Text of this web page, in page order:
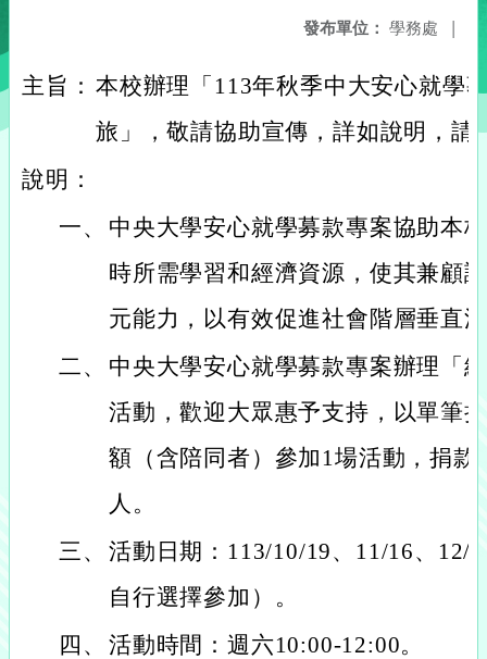
發布單位： 學務處 |
主旨： 本校辦理「113年秋季中大安心就學
旅」，敬請協助宣傳，詳如說明，請
說明：
一、
中央大學安心就學募款專案協助本
時所需學習和經濟資源，使其兼顧
元能力，以有效促進社會階層垂直
二、
中央大學安心就學募款專案辦理「
活動，歡迎大眾惠予支持，以單筆
額（含陪同者）參加1場活動，捐
人。
三、 活動日期：113/10/19、11/16、12/
自行選擇參加）。
四、 活動時間：週六10:00-12:00。